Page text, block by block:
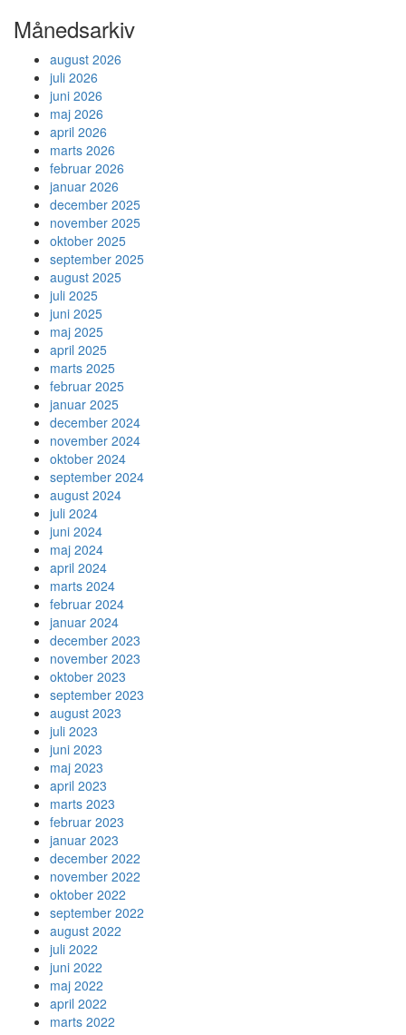
Månedsarkiv
august 2026
juli 2026
juni 2026
maj 2026
april 2026
marts 2026
februar 2026
januar 2026
december 2025
november 2025
oktober 2025
september 2025
august 2025
juli 2025
juni 2025
maj 2025
april 2025
marts 2025
februar 2025
januar 2025
december 2024
november 2024
oktober 2024
september 2024
august 2024
juli 2024
juni 2024
maj 2024
april 2024
marts 2024
februar 2024
januar 2024
december 2023
november 2023
oktober 2023
september 2023
august 2023
juli 2023
juni 2023
maj 2023
april 2023
marts 2023
februar 2023
januar 2023
december 2022
november 2022
oktober 2022
september 2022
august 2022
juli 2022
juni 2022
maj 2022
april 2022
marts 2022